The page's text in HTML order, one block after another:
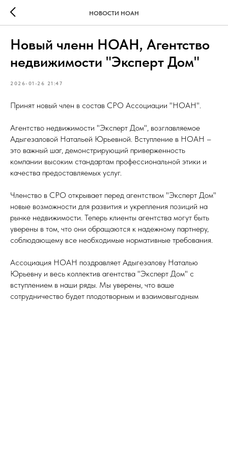
НОВОСТИ НОАН
Новый членн НОАН, Агентство
недвижимости "Эксперт Дом"
2026-01-26 21:47
Принят новый член в состав СРО Ассоциации "НОАН".
Агентство недвижимости "Эксперт Дом", возглавляемое
Адыгезаловой Натальей Юрьевной. Вступление в НОАН –
это важный шаг, демонстрирующий приверженность
компании высоким стандартам профессиональной этики и
качества предоставляемых услуг.
Членство в СРО открывает перед агентством "Эксперт Дом"
новые возможности для развития и укрепления позиций на
рынке недвижимости. Теперь клиенты агентства могут быть
уверены в том, что они обращаются к надежному партнеру,
соблюдающему все необходимые нормативные требования.
Ассоциация НОАН поздравляет Адыгезалову Наталью
Юрьевну и весь коллектив агентства "Эксперт Дом" с
вступлением в наши ряды. Мы уверены, что ваше
сотрудничество будет плодотворным и взаимовыгодным